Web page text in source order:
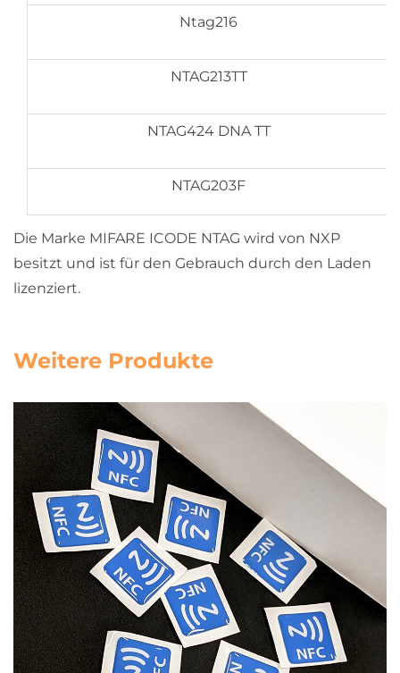
Ntag216
NTAG213TT
NTAG424 DNA TT
NTAG203F
Die Marke MIFARE ICODE NTAG wird von NXP
besitzt und ist für den Gebrauch durch den Laden
lizenziert.
Weitere Produkte